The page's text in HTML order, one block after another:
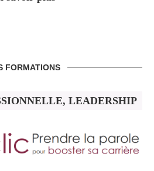
FORMATIONS
LEADERSHIP